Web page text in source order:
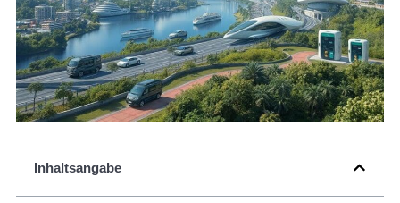
Inhaltsangabe